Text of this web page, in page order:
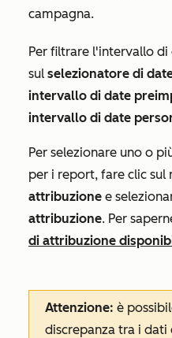
campagna.
Per filtrare l'intervallo
sul selezionatore di
intervallo di date
intervallo di date
Per selezionare uno o
per i report, fare clic sul
attribuzione e
attribuzione. Per
di attribuzione
Attenzione: è
discrepanza tra i